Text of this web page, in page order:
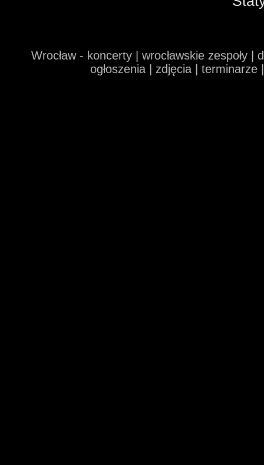
Wrocław - koncerty | wrocławskie zespoły
ogłoszenia | zdjęcia |